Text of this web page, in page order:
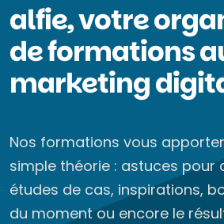
alfie, votre
de formations
marketing
Nos formations vous
simple théorie : astuces pour
études de cas, inspirations,
du moment ou encore le